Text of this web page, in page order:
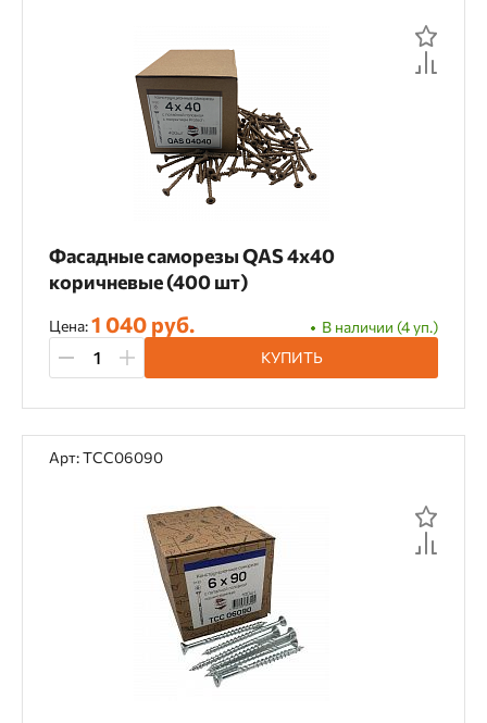
Фасадные саморезы QAS 4х40
коричневые (400 шт)
Цена:1 040 руб.
В наличии (4 уп.)
КУПИТЬ
Арт: TCC06090